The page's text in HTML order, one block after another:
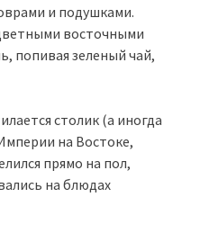
и подушками.
восточными
попивая зеленый чай,
столик (а иногда
на Востоке,
прямо на пол,
на блюдах